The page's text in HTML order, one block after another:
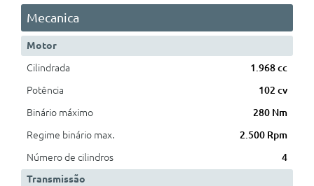
Mecanica
Motor
Cilindrada
1.968 cc
Potência
102 cv
Binário máximo
280 Nm
Regime binário max.
2.500 Rpm
Número de cilindros
4
Transmissão